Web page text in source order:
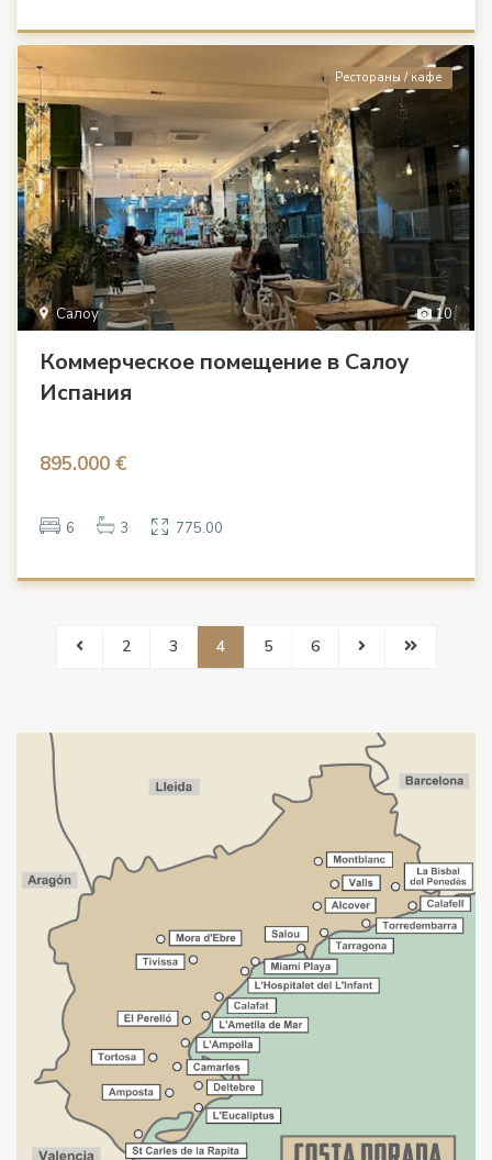
10
Салоу
Рестораны / кафе
Коммерческое помещение в Салоу
Испания
895.000 €
6 3 775.00
2 3 4 5 6